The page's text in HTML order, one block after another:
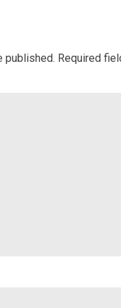
published. Required